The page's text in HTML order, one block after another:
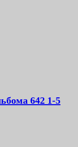
642 1-5